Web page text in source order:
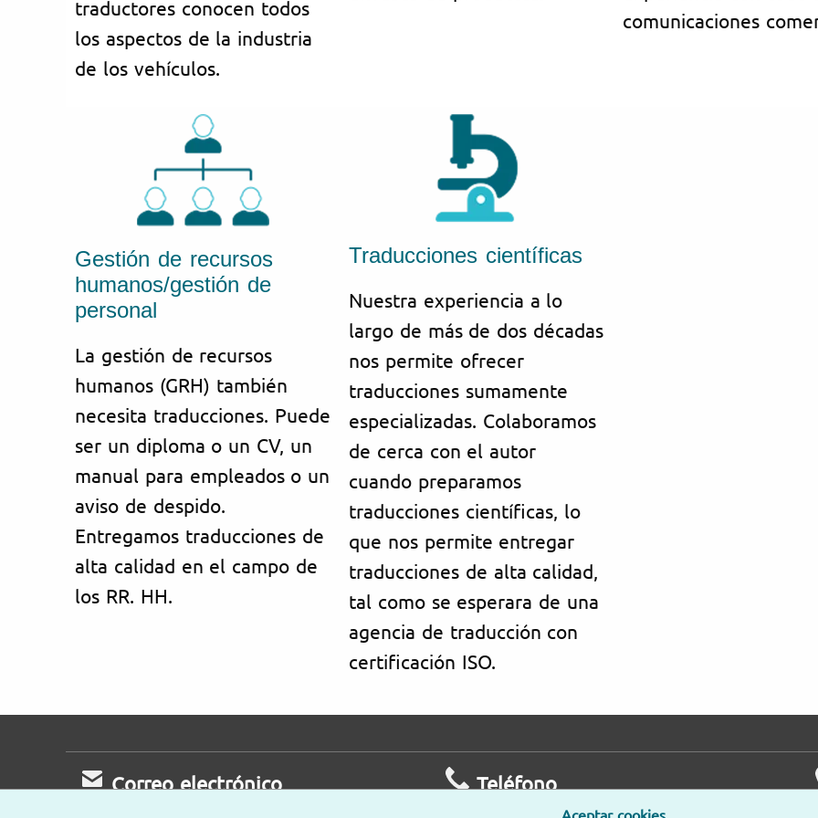
traductores conocen todos
los aspectos de la industria
de los vehículos.
comunicaciones
Gestión de recursos
humanos/gestión de
personal
La gestión de recursos
humanos (GRH) también
necesita traducciones. Puede
ser un diploma o un CV, un
manual para empleados o un
aviso de despido.
Entregamos traducciones de
alta calidad en el campo de
los RR. HH.
Traducciones científicas
Nuestra experiencia a lo
largo de más de dos décadas
nos permite ofrecer
traducciones sumamente
especializadas. Colaboramos
de cerca con el autor
cuando preparamos
traducciones científicas, lo
que nos permite entregar
traducciones de alta calidad,
tal como se esperara de una
agencia de traducción con
certificación ISO.
Correo electrónico Teléfono